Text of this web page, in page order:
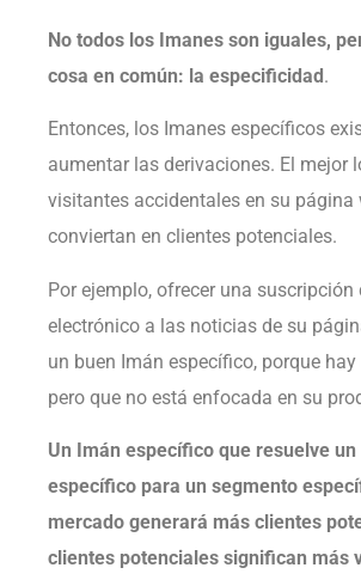
No todos los Imanes son iguales,
cosa en común: la especificidad.
Entonces, los Imanes específicos
aumentar las derivaciones. El mejor
visitantes accidentales en su página
conviertan en clientes potenciales.
Por ejemplo, ofrecer una suscripción
electrónico a las noticias de su
un buen Imán específico, porque
pero que no está enfocada en su
Un Imán específico que resuelve
específico para un segmento
mercado generará más clientes
clientes potenciales significan más